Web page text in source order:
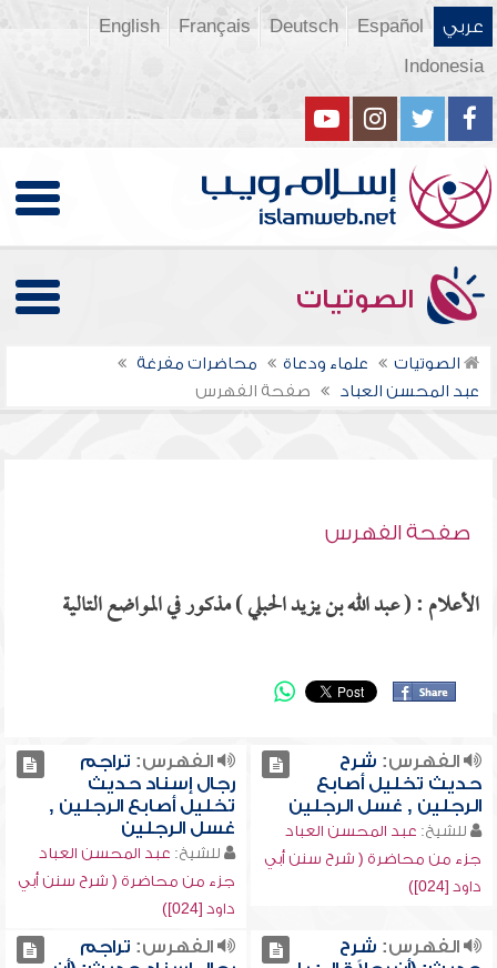
عربي Español
Deutsch
Français
English
Indonesia
الصوتيات
الصوتيات علماء ودعاة
محاضرات مفرغة
عبد المحسن العباد
صفحة الفهرس
صفحة الفهرس
الأعلام : ( عبد الله بن يزيد الحبلي ) مذكور في المواضع التالية
الفهرس: شرح
حديث تخليل أصابع
الرجلين , غسل الرجلين
للشيخ: عبد المحسن العباد
جزء من محاضرة ( شرح سنن أبي
داود [024])
الفهرس: تراجم
رجال إسناد حديث
تخليل أصابع الرجلين ,
غسل الرجلين
للشيخ: عبد المحسن العباد
جزء من محاضرة ( شرح سنن أبي
داود [024])
الفهرس: شرح
الفهرس: تراجم